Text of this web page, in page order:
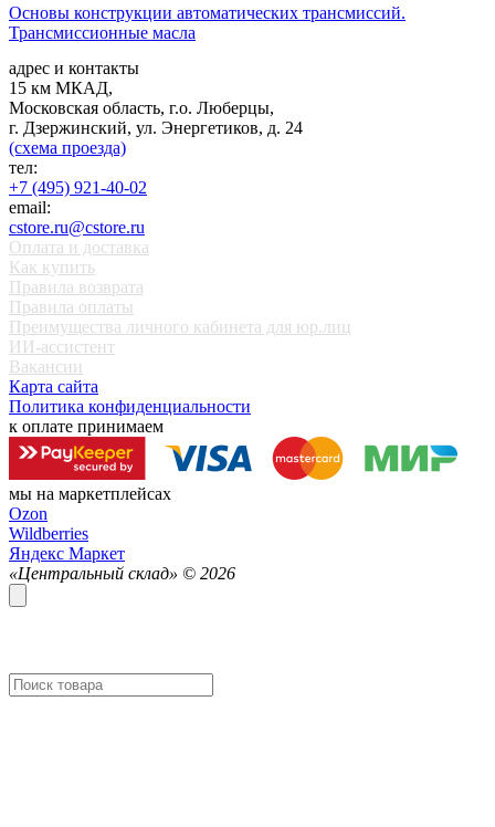
Основы конструкции автоматических трансмиссий.
Трансмиссионные масла
адрес и контакты
15 км МКАД,
Московская область, г.о. Люберцы,
г. Дзержинский, ул. Энергетиков, д. 24
(схема проезда)
тел:
+7 (495) 921-40-02
email:
cstore.ru@cstore.ru
Оплата и доставка
Как купить
Правила возврата
Правила оплаты
Преимущества личного кабинета для юр.лиц
ИИ-ассистент
Вакансии
Карта сайта
Политика конфиденциальности
к оплате принимаем
мы на маркетплейсах
Ozon
Wildberries
Яндекс Маркет
«Центральный склад» © 2026